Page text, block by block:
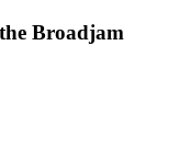
Broadjam